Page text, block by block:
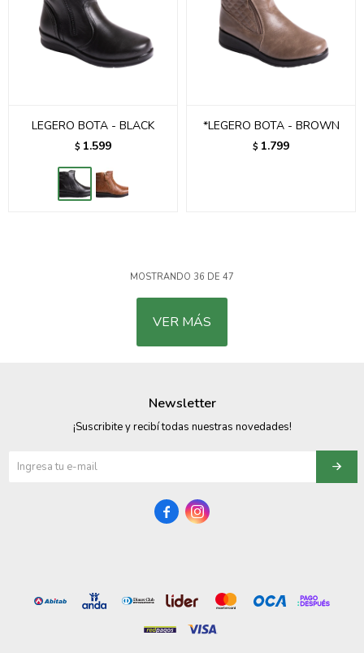
LEGERO BOTA - BLACK
$ 1.599
*LEGERO BOTA - BROWN
$ 1.799
MOSTRANDO 36 DE 47
VER MÁS
Newsletter
¡Suscribite y recibí todas nuestras novedades!
 